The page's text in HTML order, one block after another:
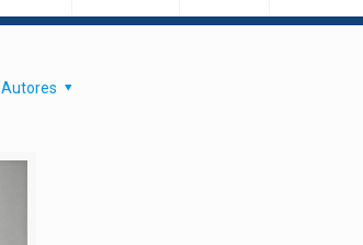
Autores